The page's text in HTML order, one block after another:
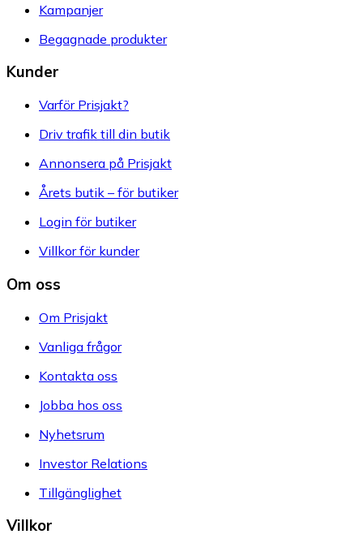
Kampanjer
Begagnade produkter
Kunder
Varför Prisjakt?
Driv trafik till din butik
Annonsera på Prisjakt
Årets butik – för butiker
Login för butiker
Villkor för kunder
Om oss
Om Prisjakt
Vanliga frågor
Kontakta oss
Jobba hos oss
Nyhetsrum
Investor Relations
Tillgänglighet
Villkor